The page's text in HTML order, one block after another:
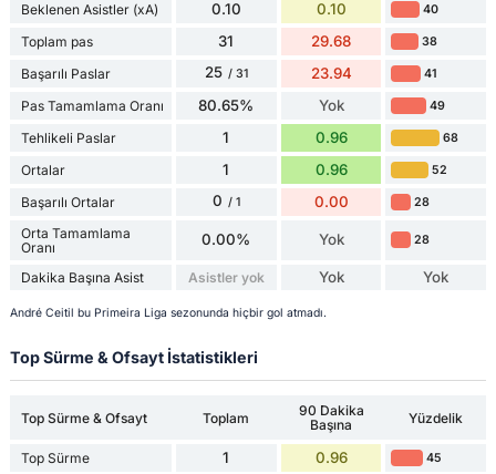
Beklenen Asistler (xA) 0.10 0.10 40
Toplam pas 31 29.68 38
Başarılı Paslar 25 / 31 23.94 41
Pas Tamamlama Oranı 80.65% Yok 49
Tehlikeli Paslar 1 0.96 68
Ortalar 1 0.96 52
Başarılı Ortalar 0 / 1 0.00 28
Orta Tamamlama
Oranı
0.00% Yok 28
Dakika Başına Asist Asistler yok Yok Yok
André Ceitil bu Primeira Liga sezonunda hiçbir gol atmadı.
Top Sürme & Ofsayt İstatistikleri
Top Sürme & Ofsayt Toplam
90 Dakika
Başına
Yüzdelik
Top Sürme 1 0.96 45